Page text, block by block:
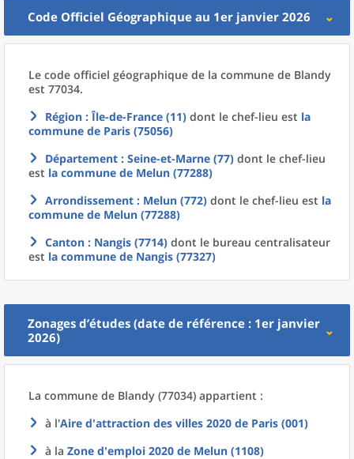
Code Officiel Géographique au 1er janvier 2026
Le code officiel géographique de la commune de Blandy
est 77034.
Région : Île-de-France (11) dont le chef-lieu est la
commune de Paris (75056)
Département : Seine-et-Marne (77) dont le chef-lieu
est la commune de Melun (77288)
Arrondissement : Melun (772) dont le chef-lieu est la
commune de Melun (77288)
Canton : Nangis (7714) dont le bureau centralisateur
est la commune de Nangis (77327)
Zonages d’études (date de référence : 1er janvier
2026)
La commune de Blandy (77034) appartient :
à l'Aire d'attraction des villes 2020 de Paris (001)
à la Zone d'emploi 2020 de Melun (1108)